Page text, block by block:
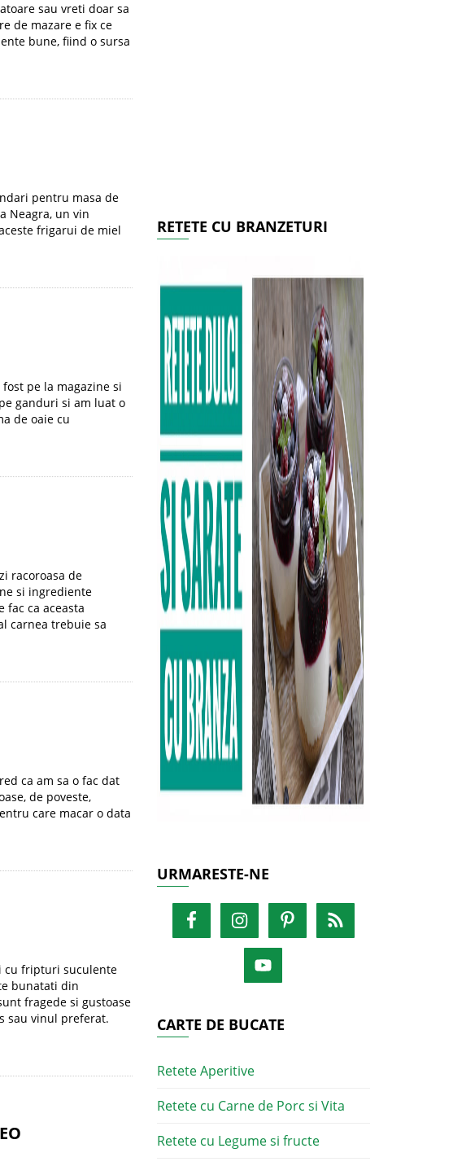
sau vreti doar sa
de mazare e fix ce
bune, fiind o sursa
pentru masa de
Neagra, un vin
frigarui de miel
pe la magazine si
ganduri si am luat o
de oaie cu
racoroasa de
si ingrediente
ca aceasta
carnea trebuie sa
ca am sa o fac dat
de poveste,
care macar o data
cu fripturi suculente
bunatati din
fragede si gustoase
sau vinul preferat.
RETETE CU BRANZETURI
URMARESTE-NE
CARTE DE BUCATE
Retete Aperitive
Retete cu Carne de Porc si Vita
Retete cu Legume si fructe